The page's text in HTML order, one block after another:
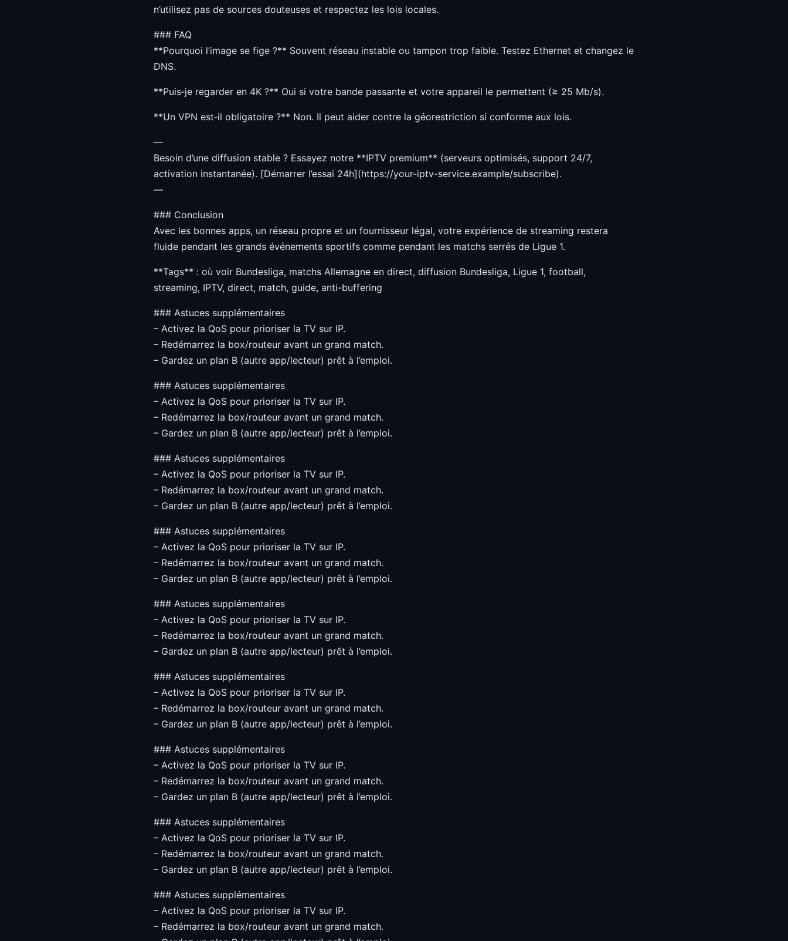
n’utilisez pas de sources douteuses et respectez les lois locales.
### FAQ
**Pourquoi l’image se fige ?** Souvent réseau instable ou tampon trop faible. Testez Ethernet et changez le
DNS.
**Puis‑je regarder en 4K ?** Oui si votre bande passante et votre appareil le permettent (≥ 25 Mb/s).
**Un VPN est‑il obligatoire ?** Non. Il peut aider contre la géorestriction si conforme aux lois.
—
Besoin d’une diffusion stable ? Essayez notre **IPTV premium** (serveurs optimisés, support 24/7,
activation instantanée). [Démarrer l’essai 24h](https://your-iptv-service.example/subscribe).
—
### Conclusion
Avec les bonnes apps, un réseau propre et un fournisseur légal, votre expérience de streaming restera
fluide pendant les grands événements sportifs comme pendant les matchs serrés de Ligue 1.
**Tags** : où voir Bundesliga, matchs Allemagne en direct, diffusion Bundesliga, Ligue 1, football,
streaming, IPTV, direct, match, guide, anti-buffering
### Astuces supplémentaires
– Activez la QoS pour prioriser la TV sur IP.
– Redémarrez la box/routeur avant un grand match.
– Gardez un plan B (autre app/lecteur) prêt à l’emploi.
### Astuces supplémentaires
– Activez la QoS pour prioriser la TV sur IP.
– Redémarrez la box/routeur avant un grand match.
– Gardez un plan B (autre app/lecteur) prêt à l’emploi.
### Astuces supplémentaires
– Activez la QoS pour prioriser la TV sur IP.
– Redémarrez la box/routeur avant un grand match.
– Gardez un plan B (autre app/lecteur) prêt à l’emploi.
### Astuces supplémentaires
– Activez la QoS pour prioriser la TV sur IP.
– Redémarrez la box/routeur avant un grand match.
– Gardez un plan B (autre app/lecteur) prêt à l’emploi.
### Astuces supplémentaires
– Activez la QoS pour prioriser la TV sur IP.
– Redémarrez la box/routeur avant un grand match.
– Gardez un plan B (autre app/lecteur) prêt à l’emploi.
### Astuces supplémentaires
– Activez la QoS pour prioriser la TV sur IP.
– Redémarrez la box/routeur avant un grand match.
– Gardez un plan B (autre app/lecteur) prêt à l’emploi.
### Astuces supplémentaires
– Activez la QoS pour prioriser la TV sur IP.
– Redémarrez la box/routeur avant un grand match.
– Gardez un plan B (autre app/lecteur) prêt à l’emploi.
### Astuces supplémentaires
– Activez la QoS pour prioriser la TV sur IP.
– Redémarrez la box/routeur avant un grand match.
– Gardez un plan B (autre app/lecteur) prêt à l’emploi.
### Astuces supplémentaires
– Activez la QoS pour prioriser la TV sur IP.
– Redémarrez la box/routeur avant un grand match.